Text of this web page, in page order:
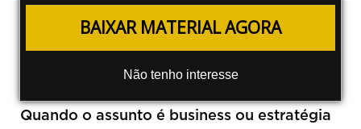
BAIXAR MATERIAL AGORA
Não tenho interesse
Canais e Formas de
Relacionamento com Clientes
Quando o assunto é business ou estratégia